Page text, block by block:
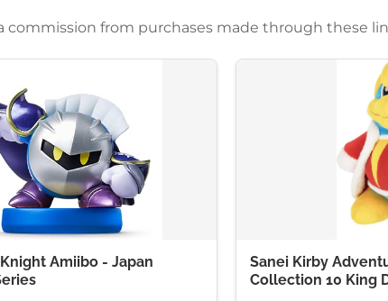
commission from purchases made through these
Amiibo - Japan
Sanei Kirby
Collection 10 King